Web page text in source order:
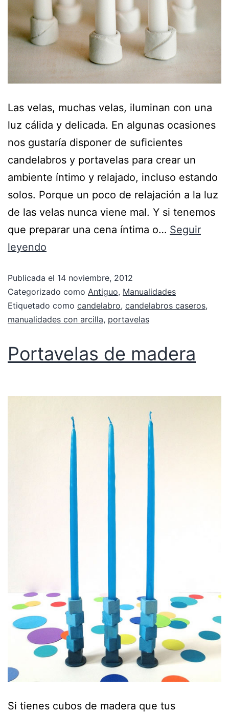
Las velas, muchas velas, iluminan con una
luz cálida y delicada. En algunas ocasiones
nos gustaría disponer de suficientes
candelabros y portavelas para crear un
ambiente íntimo y relajado, incluso estando
solos. Porque un poco de relajación a la luz
de las velas nunca viene mal. Y si tenemos
que preparar una cena íntima o… Seguir
leyendo
Publicada el 14 noviembre, 2012
Categorizado como Antiguo, Manualidades
Etiquetado como candelabro, candelabros caseros,
manualidades con arcilla, portavelas
Portavelas de madera
Si tienes cubos de madera que tus